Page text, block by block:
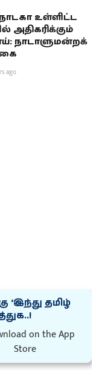
உள்ளிட்ட
அதிகரிக்கும்
நாடாளுமன்றக்
ago
‘இந்து தமிழ்